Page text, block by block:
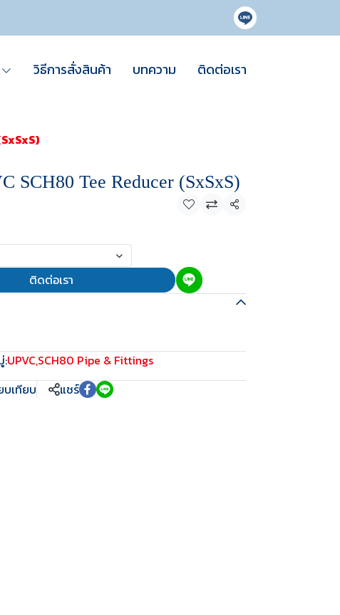
วิธีการสั่งสินค้า บทความ ติดต่อเรา
SCH80 Tee Reducer (SxSxS)
แชร์
ติดต่อเรา
:UPVC,SCH80 Pipe & Fittings
บเทียบ แชร์